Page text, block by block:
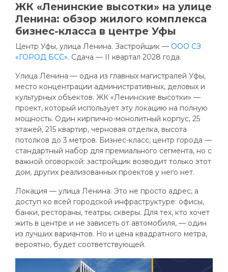
ЖК «Ленинские высотки» на улице
Ленина: обзор жилого комплекса
бизнес-класса в центре Уфы
Центр Уфы, улица Ленина. Застройщик — ООО СЗ
«ГОРОД БСС». Сдача — II квартал 2028 года.
Улица Ленина — одна из главных магистралей Уфы,
место концентрации административных, деловых и
культурных объектов. ЖК «Ленинские высотки» —
проект, который использует эту локацию на полную
мощность. Один кирпично-монолитный корпус, 25
этажей, 215 квартир, черновая отделка, высота
потолков до 3 метров. Бизнес-класс, центр города —
стандартный набор для премиального сегмента, но с
важной оговоркой: застройщик возводит только этот
дом, других реализованных проектов у него нет.
Локация — улица Ленина. Это не просто адрес, а
доступ ко всей городской инфраструктуре: офисы,
банки, рестораны, театры, скверы. Для тех, кто хочет
жить в центре и не зависеть от автомобиля, — один
из лучших вариантов. Но и цена квадратного метра,
вероятно, будет соответствующей.